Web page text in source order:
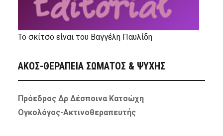
Το σκίτσο είναι του Βαγγέλη Παυλίδη
ΑΚΟΣ-ΘΕΡΑΠΕΙΑ ΣΩΜΑΤΟΣ & ΨΥΧΗΣ
Πρόεδρος Δρ Δέσποινα Κατσώχη
Ογκολόγος-Ακτινοθεραπευτής